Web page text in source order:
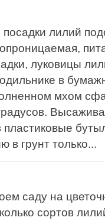
посадки лилий
луковицы
в
мхом
в грунт только...
саду на
сортов